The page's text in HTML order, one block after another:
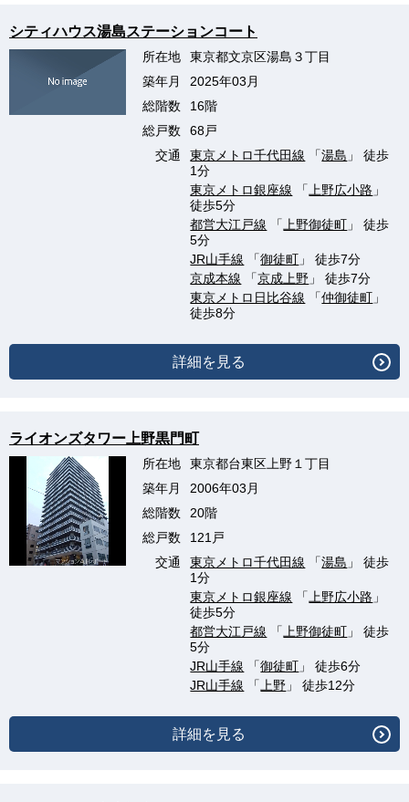
シティハウス湯島ステーションコート
所在地
東京都文京区湯島３丁目
築年月
2025年03月
総階数
16階
総戸数
68戸
交通
東京メトロ千代田線 「湯島 」 徒歩
1分
東京メトロ銀座線 「 上野広小路 」
徒歩5分
都営大江戸線 「 上野御徒町 」 徒歩
5分
JR山手線 「御徒町 」 徒歩7分
京成本線 「京成上野 」 徒歩7分
東京メトロ日比谷線 「仲御徒町 」
徒歩8分
詳細を見る
ライオンズタワー上野黒門町
所在地
東京都台東区上野１丁目
築年月
2006年03月
総階数
20階
総戸数
121戸
交通
東京メトロ千代田線 「湯島 」 徒歩
1分
東京メトロ銀座線 「 上野広小路 」
徒歩5分
都営大江戸線 「 上野御徒町 」 徒歩
5分
JR山手線 「御徒町 」 徒歩6分
JR山手線 「 上野 」 徒歩12分
詳細を見る